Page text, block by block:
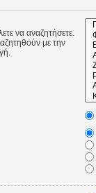
να αναζητήσετε.
με την